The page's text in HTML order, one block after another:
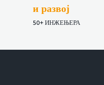
и развој
50+ ИНЖЕЊЕРА